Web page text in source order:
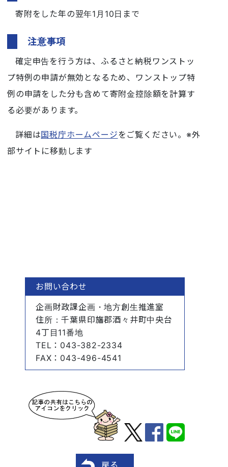
寄附をした年の翌年1月10日まで
注意事項
確定申告を行う方は、ふるさと納税ワンストッ
プ特例の申請が無効となるため、ワンストップ特
例の申請をした分も含めて寄附金控除額を計算す
る必要があります。
詳細は国税庁ホームページをご覧ください。※外
部サイトに移動します
お問い合わせ
企画財政課企画・地方創生推進室
住所 ：千葉県印旛郡酒々井町中央台
4丁目11番地
TEL ：043-382-2334
FAX ：043-496-4541
戻る